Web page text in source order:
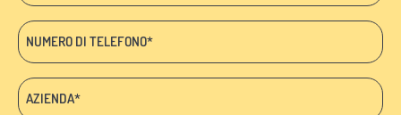
Telefono
*
Azienda: